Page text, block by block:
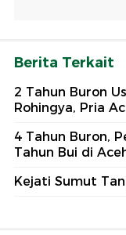
Berita Terkait
2 Tahun Buron
Rohingya, Pria
4 Tahun Buron,
Tahun Bui di
Kejati Sumut